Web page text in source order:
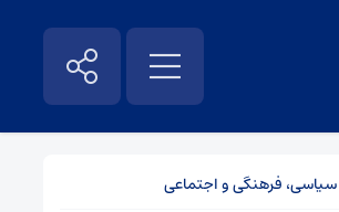
سیاسی، فرهنگی و اجتماعی